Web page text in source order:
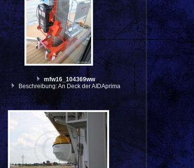
mfw16_104369ww
Beschreibung: An Deck der AIDAprima